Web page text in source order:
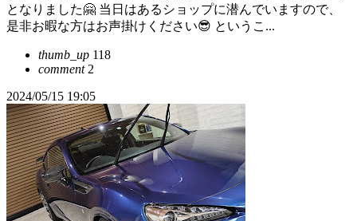
となりました🤗 当日はあるショップに潜んでいますので、
是非お暇な方はお声掛けください😎 というこ...
thumb_up 118
comment2
2024/05/15 19:05